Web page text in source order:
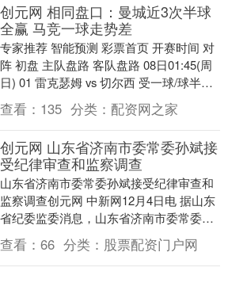
创元网 相同盘口：曼城近3次半球
全赢 马竞一球走势差
专家推荐 智能预测 彩票首页 开赛时间 对
阵 初盘 主队盘路 客队盘路 08日01:45(周
日) 01 雷克瑟姆 vs 切尔西 受一球/球半
LWL LWL 0....
查看： 135 分类： 配资网之家
创元网 山东省济南市委常委孙斌接
受纪律审查和监察调查
山东省济南市委常委孙斌接受纪律审查和
监察调查创元网 中新网12月4日电 据山东
省纪委监委消息，山东省济南市委常委，
济南高新技术产业开发区党工委书记、管
委会主任孙....
查看： 66 分类： 股票配资门户网